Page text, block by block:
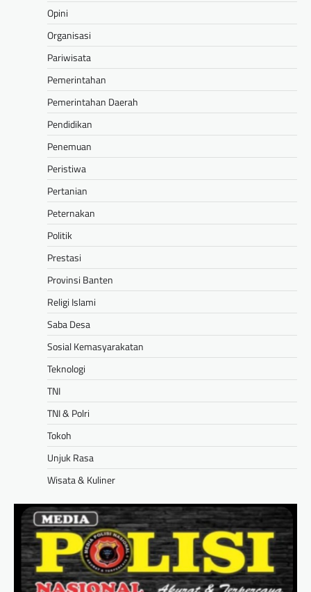
Opini
Organisasi
Pariwisata
Pemerintahan
Pemerintahan Daerah
Pendidikan
Penemuan
Peristiwa
Pertanian
Peternakan
Politik
Prestasi
Provinsi Banten
Religi Islami
Saba Desa
Sosial Kemasyarakatan
Teknologi
TNI
TNI & Polri
Tokoh
Unjuk Rasa
Wisata & Kuliner